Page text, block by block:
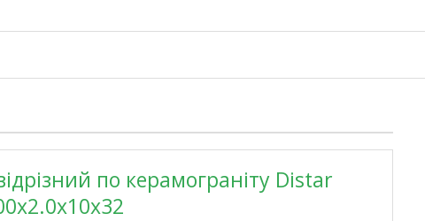
по керамограніту Distar